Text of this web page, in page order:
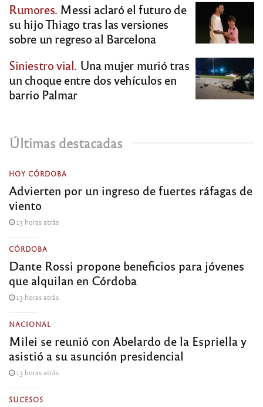
Rumores. Messi aclaró el futuro de
su hijo Thiago tras las versiones
sobre un regreso al Barcelona
Siniestro vial. Una mujer murió tras
un choque entre dos vehículos en
barrio Palmar
Últimas destacadas
HOY CÓRDOBA
Advierten por un ingreso de fuertes ráfagas de
viento
13 horas atrás
CÓRDOBA
Dante Rossi propone beneficios para jóvenes
que alquilan en Córdoba
13 horas atrás
NACIONAL
Milei se reunió con Abelardo de la Espriella y
asistió a su asunción presidencial
13 horas atrás
SUCESOS